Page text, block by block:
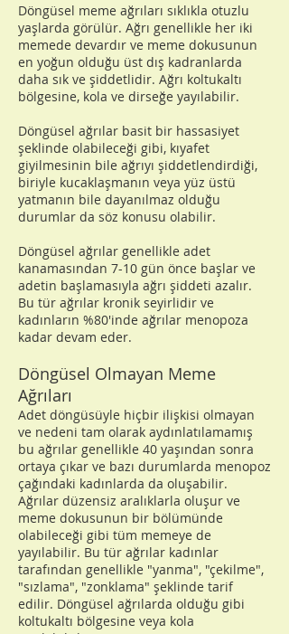
Döngüsel meme ağrıları sıklıkla otuzlu
yaşlarda görülür. Ağrı genellikle her iki
memede devardır ve meme dokusunun
en yoğun olduğu üst dış kadranlarda
daha sık ve şiddetlidir. Ağrı koltukaltı
bölgesine, kola ve dirseğe yayılabilir.
Döngüsel ağrılar basit bir hassasiyet
şeklinde olabileceği gibi, kıyafet
giyilmesinin bile ağrıyı şiddetlendirdiği,
biriyle kucaklaşmanın veya yüz üstü
yatmanın bile dayanılmaz olduğu
durumlar da söz konusu olabilir.
Döngüsel ağrılar genellikle adet
kanamasından 7-10 gün önce başlar ve
adetin başlamasıyla ağrı şiddeti azalır.
Bu tür ağrılar kronik seyirlidir ve
kadınların %80'inde ağrılar menopoza
kadar devam eder.
Döngüsel Olmayan Meme
Ağrıları
Adet döngüsüyle hiçbir ilişkisi olmayan
ve nedeni tam olarak aydınlatılamamış
bu ağrılar genellikle 40 yaşından sonra
ortaya çıkar ve bazı durumlarda menopoz
çağındaki kadınlarda da oluşabilir.
Ağrılar düzensiz aralıklarla oluşur ve
meme dokusunun bir bölümünde
olabileceği gibi tüm memeye de
yayılabilir. Bu tür ağrılar kadınlar
tarafından genellikle "yanma", "çekilme",
"sızlama", "zonklama" şeklinde tarif
edilir. Döngüsel ağrılarda olduğu gibi
koltukaltı bölgesine veya kola